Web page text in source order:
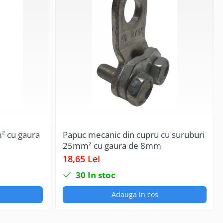
caracteristicile cheie ale sistemului MERKUR 2. Oferă o
nu sunt necesare reduceri sau orice alte asemenea piese.
sunt astfel ușor de tratat, orice formă poate fi
2 mai rigide și mai rezistente, lărgindu-se domeniul
cablului în timpul instalarii.
cu gaura
Papuc mecanic din cupru cu suruburi
25mm² cu gaura de 8mm
18,65 Lei
30 In stoc
Adauga in cos